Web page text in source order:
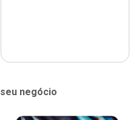
negócio